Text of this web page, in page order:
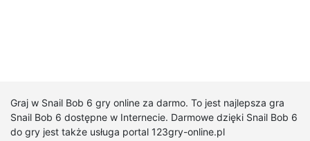
Graj w Snail Bob 6 gry online za darmo. To jest najlepsza gra
Snail Bob 6 dostępne w Internecie. Darmowe dzięki Snail Bob 6
do gry jest także usługa portal 123gry-online.pl